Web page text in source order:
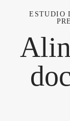
ESTUDIO